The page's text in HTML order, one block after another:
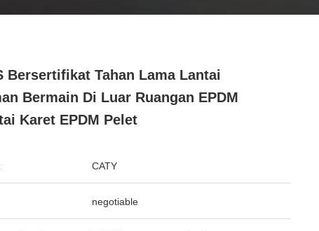
Bersertifikat Tahan Lama Lantai
Bermain Di Luar Ruangan EPDM
Karet EPDM Pelet
CATY
negotiable